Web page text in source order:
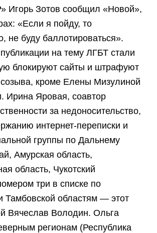
Игорь Зотов сообщил «Новой»,
«Если я пойду, то
не буду баллотироваться».
на тему ЛГБТ стали
блокируют сайты и штрафуют
кроме Елены Мизулиной
Ирина Яровая, соавтор
за недоносительство,
интернет-переписки и
группы по Дальнему
Амурская область,
область, Чукотский
три в списке по
Тамбовской областям — этот
Вячеслав Володин. Ольга
регионам (Республика